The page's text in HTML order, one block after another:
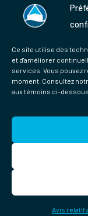
Ce site utilise des
et d'améliorer
services. Vous pouvez
moment. Consultez
aux témoins ci-dessous.
Avis relatif
SERVICES
OFFRES PROMO
NOUS JOINDRE
RÉSERVATIONS
Hotel Pante 2024 ©